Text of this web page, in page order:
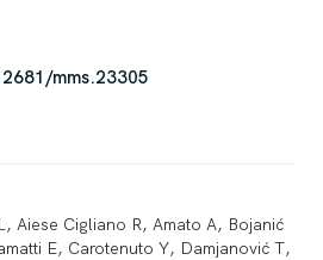
mms.23305
Aiese Cigliano R, Amato A, Bojanić
E, Carotenuto Y, Damjanović T,